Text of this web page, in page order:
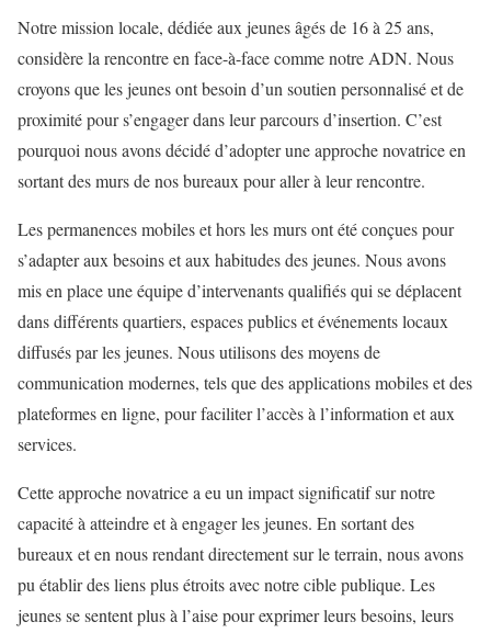
Notre mission locale, dédiée aux jeunes âgés de 16 à 25 ans,
considère la rencontre en face-à-face comme notre ADN. Nous
croyons que les jeunes ont besoin d’un soutien personnalisé et de
proximité pour s’engager dans leur parcours d’insertion. C’est
pourquoi nous avons décidé d’adopter une approche novatrice en
sortant des murs de nos bureaux pour aller à leur rencontre.
Les permanences mobiles et hors les murs ont été conçues pour
s’adapter aux besoins et aux habitudes des jeunes. Nous avons
mis en place une équipe d’intervenants qualifiés qui se déplacent
dans différents quartiers, espaces publics et événements locaux
diffusés par les jeunes. Nous utilisons des moyens de
communication modernes, tels que des applications mobiles et des
plateformes en ligne, pour faciliter l’accès à l’information et aux
services.
Cette approche novatrice a eu un impact significatif sur notre
capacité à atteindre et à engager les jeunes. En sortant des
bureaux et en nous rendant directement sur le terrain, nous avons
pu établir des liens plus étroits avec notre cible publique. Les
jeunes se sentent plus à l’aise pour exprimer leurs besoins, leurs